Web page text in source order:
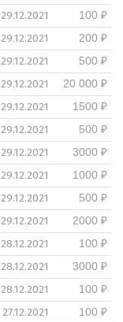
29.12.2021
100 ₽
29.12.2021
200 ₽
29.12.2021
500 ₽
29.12.2021
20 000 ₽
29.12.2021
1500 ₽
29.12.2021
500 ₽
29.12.2021
3000 ₽
29.12.2021
1000 ₽
29.12.2021
500 ₽
29.12.2021
2000 ₽
28.12.2021
100 ₽
28.12.2021
3000 ₽
28.12.2021
100 ₽
27.12.2021
100 ₽